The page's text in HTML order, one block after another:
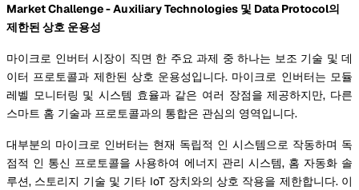
Market Challenge - Auxiliary Technologies 및 Data Protocol의
제한된 상호 운용성
마이크로 인버터 시장이 직면 한 주요 과제 중 하나는 보조 기술 및 데
이터 프로토콜과 제한된 상호 운용성입니다. 마이크로 인버터는 모듈
레벨 모니터링 및 시스템 효율과 같은 여러 장점을 제공하지만, 다른
스마트 홈 기술과 프로토콜과의 통합은 관심의 영역입니다.
대부분의 마이크로 인버터는 현재 독립적 인 시스템으로 작동하며 독
점적 인 통신 프로토콜을 사용하여 에너지 관리 시스템, 홈 자동화 솔
루션, 스토리지 기술 및 기타 IoT 장치와의 상호 작용을 제한합니다. 이